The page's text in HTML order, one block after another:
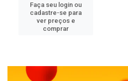
Faça seu login ou
cadastre-se para
ver preços e
comprar